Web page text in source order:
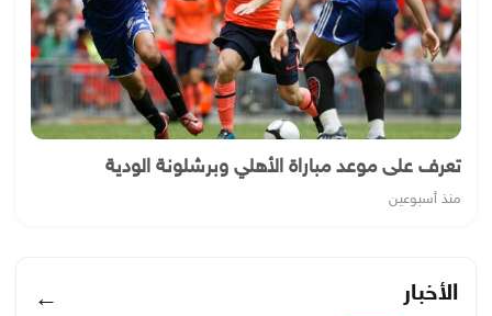
تعرف على موعد مباراة الأهلي وبرشلونة الودية
منذ أسبوعين
الأخبار ←